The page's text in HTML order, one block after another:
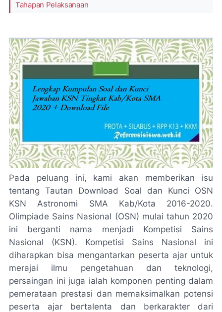
Tahapan Pelaksanaan
Pada peluang ini, kami akan memberikan isu
tentang Tautan Download Soal dan Kunci OSN
KSN Astronomi SMA Kab/Kota 2016-2020.
Olimpiade Sains Nasional (OSN) mulai tahun 2020
ini berganti nama menjadi Kompetisi Sains
Nasional (KSN). Kompetisi Sains Nasional ini
diharapkan bisa mengantarkan peserta ajar untuk
merajai ilmu pengetahuan dan teknologi,
persaingan ini juga ialah komponen penting dalam
pemerataan prestasi dan memaksimalkan potensi
peserta ajar bertalenta dan berkarakter dari